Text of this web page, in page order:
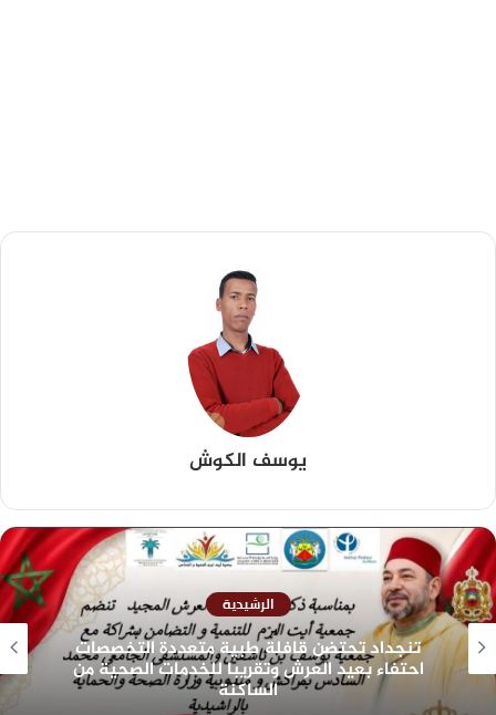
يوسف الكوش
الرشيدية
صفعة قوية لرئيس جهة درعة تافيلالت وحاشيته
الإدارية… وزارة الصحة “كاتقريه القانون” بحذافيره
وترفض من استغلالها في الانتقام من الموظفين